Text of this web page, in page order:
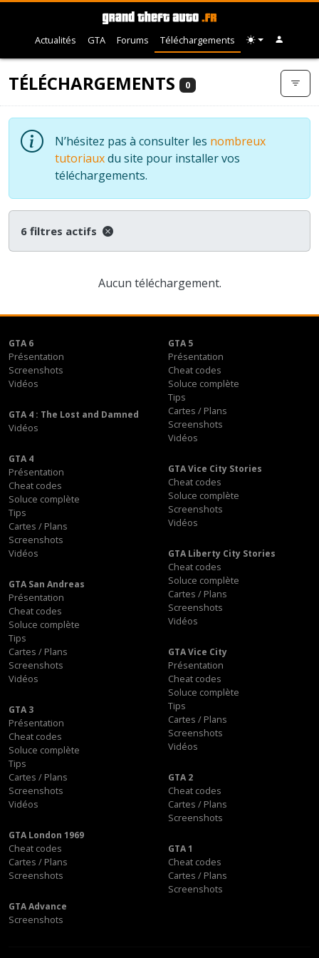
Actualités GTA Forums Téléchargements
TÉLÉCHARGEMENTS 0
N’hésitez pas à consulter les nombreux
tutoriauxdu site pour installer vos
téléchargements.
6 filtres actifs
Aucun téléchargement.
GTA 6
Présentation
Screenshots
Vidéos
GTA 5
Présentation
Cheat codes
Soluce complète
Tips
Cartes / Plans
Screenshots
Vidéos
GTA 4 : The Lost and Damned
Vidéos
GTA 4
Présentation
Cheat codes
Soluce complète
Tips
Cartes / Plans
Screenshots
Vidéos
GTA Vice City Stories
Cheat codes
Soluce complète
Screenshots
Vidéos
GTA Liberty City Stories
Cheat codes
Soluce complète
Cartes / Plans
Screenshots
Vidéos
GTA San Andreas
Présentation
Cheat codes
Soluce complète
Tips
Cartes / Plans
Screenshots
Vidéos
GTA Vice City
Présentation
Cheat codes
Soluce complète
Tips
Cartes / Plans
Screenshots
Vidéos
GTA 3
Présentation
Cheat codes
Soluce complète
Tips
Cartes / Plans
Screenshots
Vidéos
GTA 2
Cheat codes
Cartes / Plans
Screenshots
GTA London 1969
Cheat codes
Cartes / Plans
Screenshots
GTA 1
Cheat codes
Cartes / Plans
Screenshots
GTA Advance
Screenshots